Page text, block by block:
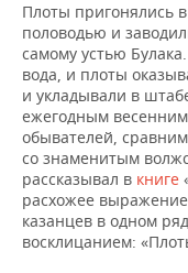
Плоты пригонялись
половодью и
самому устью
вода, и плоты
и укладывали в
ежегодным
обывателей,
со знаменитым
рассказывал в книге
расхожее
казанцев в одном
восклицанием: